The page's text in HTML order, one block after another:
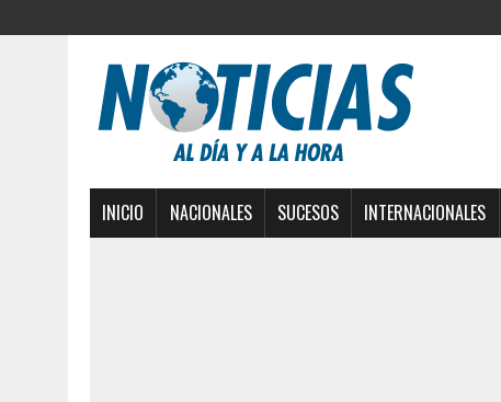
INICIO NACIONALES SUCESOS INTERNACIONALES